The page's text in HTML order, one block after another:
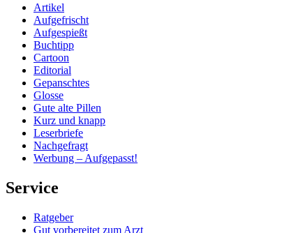
Artikel
Aufgefrischt
Aufgespießt
Buchtipp
Cartoon
Editorial
Gepanschtes
Glosse
Gute alte Pillen
Kurz und knapp
Leserbriefe
Nachgefragt
Werbung – Aufgepasst!
Service
Ratgeber
Gut vorbereitet zum Arzt